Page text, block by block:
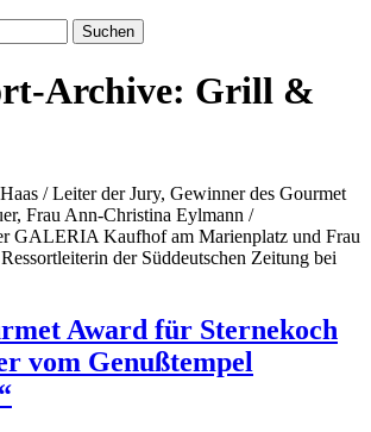
Archive: Grill &
Award für Sternekoch
vom Genußtempel